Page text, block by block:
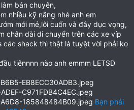
bán chuyên,
nhiều kỹ năng nhé anh em
mới mẻ,lôi cuốn và đây dục vọng,
chân dài di chuyển trên các xe víp
các shack thì thật là tuyệt vời phải ko
tiênnnn nào anh emmm LETSD
Bạn phải